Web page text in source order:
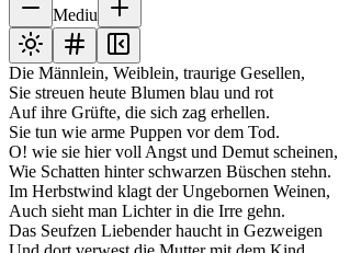
Mediu
Die Männlein, Weiblein, traurige Gesellen,
Sie streuen heute Blumen blau und rot
Auf ihre Grüfte, die sich zag erhellen.
Sie tun wie arme Puppen vor dem Tod.
O! wie sie hier voll Angst und Demut scheinen,
Wie Schatten hinter schwarzen Büschen stehn.
Im Herbstwind klagt der Ungebornen Weinen,
Auch sieht man Lichter in die Irre gehn.
Das Seufzen Liebender haucht in Gezweigen